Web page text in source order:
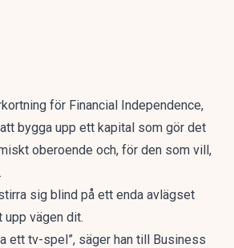
för Financial Independence,
bygga upp ett kapital som gör det
oberoende och, för den som vill,
sig blind på ett enda avlägset
upp vägen dit.
ett tv-spel”, säger han till Business